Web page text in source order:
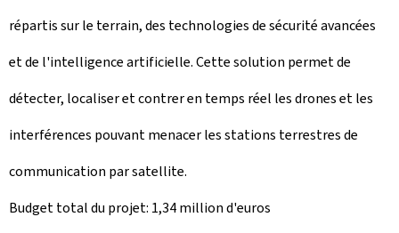
répartis sur le terrain, des technologies de sécurité avancées
et de l'intelligence artificielle. Cette solution permet de
détecter, localiser et contrer en temps réel les drones et les
interférences pouvant menacer les stations terrestres de
communication par satellite.
Budget total du projet: 1,34 million d'euros